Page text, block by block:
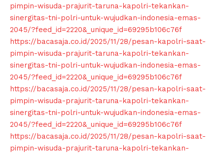
News Week
Magazine PRO
pimpin-wisuda-prajurit-taruna-kapolri-tekankan-
sinergitas-tni-polri-untuk-wujudkan-indonesia-emas-
2045/?feed_id=2220&_unique_id=69295b106c76f
https://bacasaja.co.id/2025/11/28/pesan-kapolri-saat-
pimpin-wisuda-prajurit-taruna-kapolri-tekankan-
sinergitas-tni-polri-untuk-wujudkan-indonesia-emas-
2045/?feed_id=2220&_unique_id=69295b106c76f
https://bacasaja.co.id/2025/11/28/pesan-kapolri-saat-
pimpin-wisuda-prajurit-taruna-kapolri-tekankan-
sinergitas-tni-polri-untuk-wujudkan-indonesia-emas-
2045/?feed_id=2220&_unique_id=69295b106c76f
https://bacasaja.co.id/2025/11/28/pesan-kapolri-saat-
pimpin-wisuda-prajurit-taruna-kapolri-tekankan-